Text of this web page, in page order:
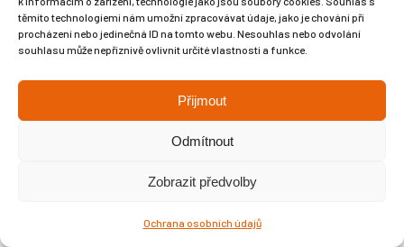
těmito technologiemi nám umožní zpracovávat údaje, jako je chování při
procházení nebo jedinečná ID na tomto webu. Nesouhlas nebo odvolání
souhlasu může nepříznivě ovlivnit určité vlastnosti a funkce.
Přijmout
Odmítnout
Zobrazit předvolby
Ochrana osobních údajů
Copyright © Weiron Dynamics, s.r.o. |Tvorba webových stráneka
SEO